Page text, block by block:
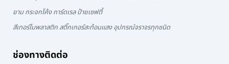
ยาม กระจกโค้ง การ์ดเรล ป้ายเซฟตี้
สีเทอร์โมพลาสติก สติ๊กเกอร์สะท้อนแสง อุปกรณ์จราจรทุกชนิด
ช่องทางติดต่อ